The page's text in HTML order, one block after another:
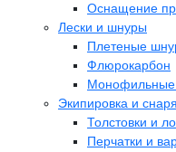
Оснащение
Лески и шнуры
Плетеные
Флюрокарбон
Монофильные
Экипировка и
Толстовки и
Перчатки и